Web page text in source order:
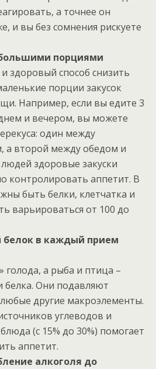
а точнее он
и вы без сомнения рискуете
порциями
здоровый способ снизить
порции закусок
Например, если вы едите 3
и вечером, вы можете
один между
а второй между обедом и
здоровые закуски
контролировать аппетит. В
быть белки, клетчатка и
варьироваться от 100 до
белок в каждый прием
голода, а рыба и птица –
белка. Они подавляют
другие макроэлементы.
углеводов и
(с 15% до 30%) помогает
аппетит.
алкоголя до